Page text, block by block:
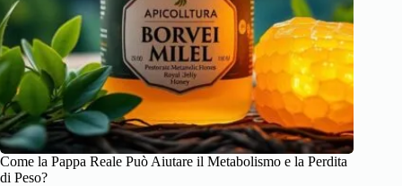
Come la Pappa Reale Può Aiutare il Metabolismo e la Perdita
di Peso?